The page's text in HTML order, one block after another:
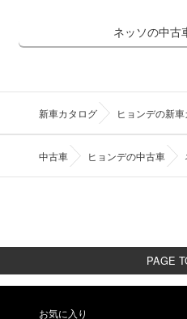
ネッソの中古
新車カタログ ヒョンデの新
中古車 ヒョンデの中古車
PAGE
お気に入り